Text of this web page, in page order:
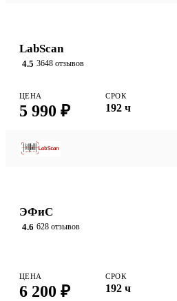
LabScan
4.5 3648 отзывов
ЦЕНА
5 990 ₽
СРОК
192 ч
ЭФиС
4.6 628 отзывов
ЦЕНА
6 200 ₽
СРОК
192 ч